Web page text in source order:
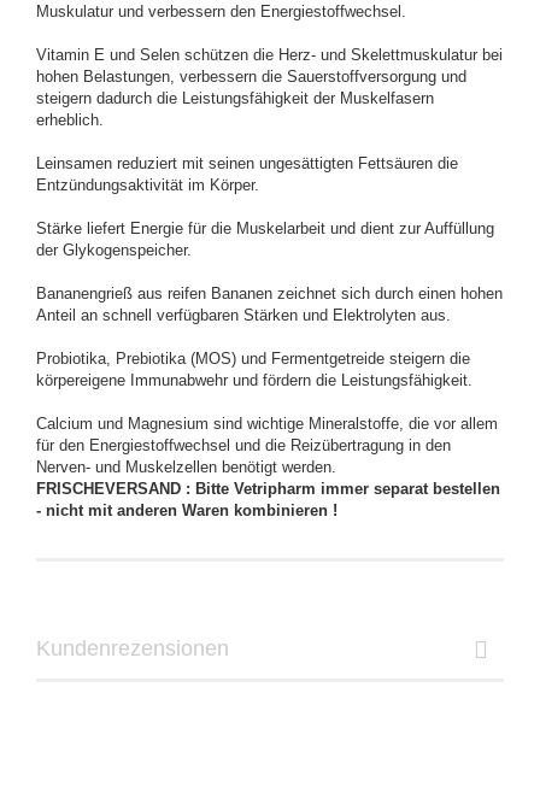
Muskulatur und verbessern den Energiestoffwechsel.
Vitamin E und Selen schützen die Herz- und Skelettmuskulatur bei
hohen Belastungen, verbessern die Sauerstoffversorgung und
steigern dadurch die Leistungsfähigkeit der Muskelfasern
erheblich.
Leinsamen reduziert mit seinen ungesättigten Fettsäuren die
Entzündungsaktivität im Körper.
Stärke liefert Energie für die Muskelarbeit und dient zur Auffüllung
der Glykogenspeicher.
Bananengrieß aus reifen Bananen zeichnet sich durch einen hohen
Anteil an schnell verfügbaren Stärken und Elektrolyten aus.
Probiotika, Prebiotika (MOS) und Fermentgetreide steigern die
körpereigene Immunabwehr und fördern die Leistungsfähigkeit.
Calcium und Magnesium sind wichtige Mineralstoffe, die vor allem
für den Energiestoffwechsel und die Reizübertragung in den
Nerven- und Muskelzellen benötigt werden.
FRISCHEVERSAND : Bitte Vetripharm immer separat bestellen
- nicht mit anderen Waren kombinieren !
Kundenrezensionen